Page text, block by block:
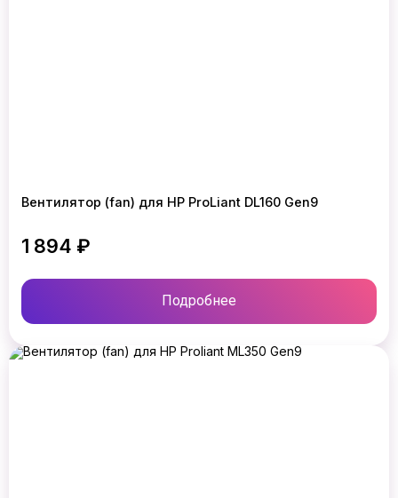
Вентилятор (fan) для HP ProLiant DL160 Gen9
1 894 ₽
Подробнее